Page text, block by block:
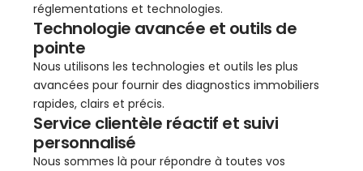
réglementations et technologies.
Technologie avancée et outils de
pointe
Nous utilisons les technologies et outils les plus
avancées pour fournir des diagnostics immobiliers
rapides, clairs et précis.
Service clientèle réactif et suivi
personnalisé
Nous sommes là pour répondre à toutes vos